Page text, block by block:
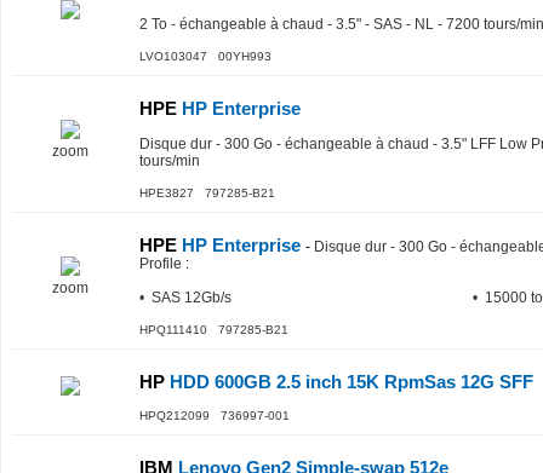
2 To - échangeable à chaud - 3.5" - SAS - NL - 7200 tours/
LVO103047 00YH993
zoom
HPE HP Enterprise
Disque dur - 300 Go - échangeable à chaud - 3.5" LFF Low
tours/min
HPE3827 797285-B21
zoom
HPE HP Enterprise - Disque dur - 300 Go -
Profile :
• SAS 12Gb/s
• 15000
HPQ111410 797285-B21
HP HDD 600GB 2.5 inch 15K RpmSas 12G SFF
HPQ212099 736997-001
IBM Lenovo Gen2 Simple-swap 512e